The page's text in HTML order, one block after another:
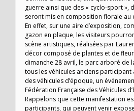
guerre ainsi que des « cyclo-sport »,
seront mis en composition florale au
En effet, sur une aire d’exposition,
gazon en plaque, les visiteurs
scène artistiques, réalisées par
décor composé de plantes et de
dimanche 28 avril, le parc arboré de
tous les véhicules anciens
des véhicules d’époque, un
Fédération Française des Véhicules
Rappelons que cette manifestation
participants, qui peuvent venir